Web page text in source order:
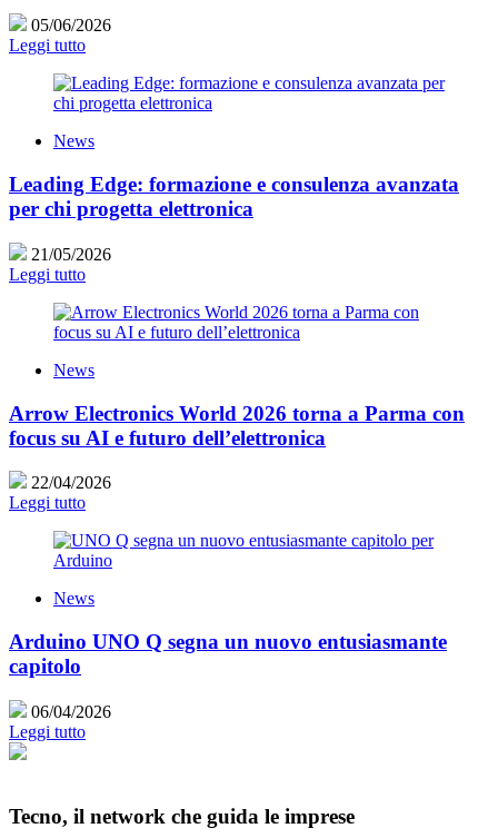
05/06/2026
Leggi tutto
News
Leading Edge: formazione e consulenza avanzata
per chi progetta elettronica
21/05/2026
Leggi tutto
News
Arrow Electronics World 2026 torna a Parma con
focus su AI e futuro dell’elettronica
22/04/2026
Leggi tutto
News
Arduino UNO Q segna un nuovo entusiasmante
capitolo
06/04/2026
Leggi tutto
Tecno, il network che guida le imprese